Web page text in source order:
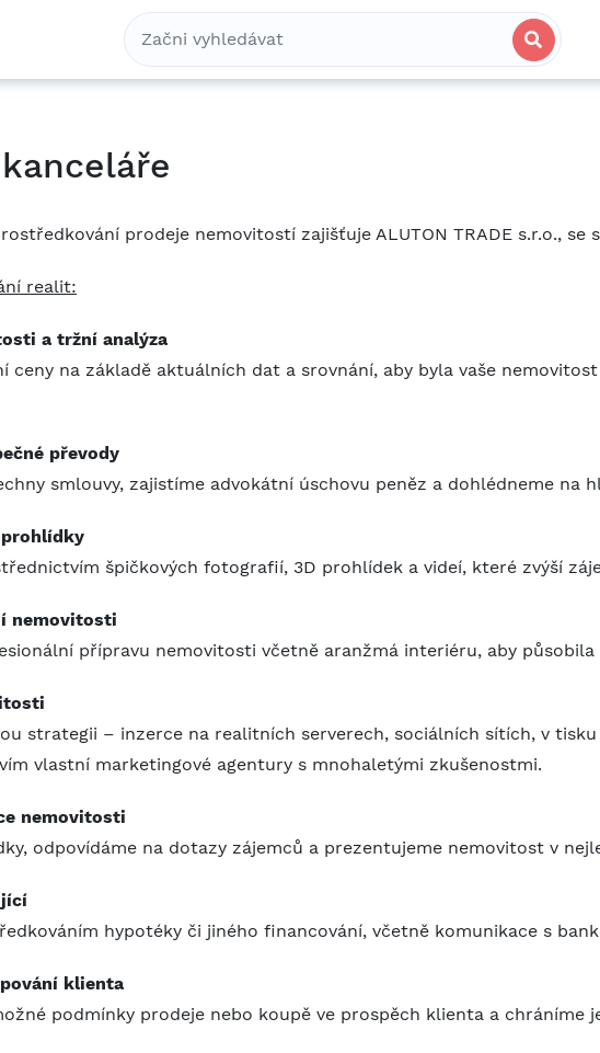
Komerční
prodeje nemovitostí zajišťuje ALUTON TRADE s.r.o., se
realit:
a tržní analýza
ceny na základě aktuálních dat a srovnání, aby byla vaše
převody
smlouvy, zajistíme advokátní úschovu peněz a dohlédneme na
špičkových fotografií, 3D prohlídek a videí, které zvýší
nemovitosti
přípravu nemovitosti včetně aranžmá interiéru, aby
strategii – inzerce na realitních serverech, sociálních sítích, v
vlastní marketingové agentury s mnohaletými zkušenostmi.
nemovitosti
odpovídáme na dotazy zájemců a prezentujeme nemovitost v
hypotéky či jiného financování, včetně komunikace s
klienta
podmínky prodeje nebo koupě ve prospěch klienta a chráníme